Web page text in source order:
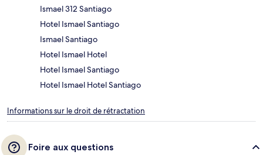
Ismael 312 Santiago
Hotel Ismael Santiago
Ismael Santiago
Hotel Ismael Hotel
Hotel Ismael Santiago
Hotel Ismael Hotel Santiago
Informations sur le droit de rétractation
Foire aux questions